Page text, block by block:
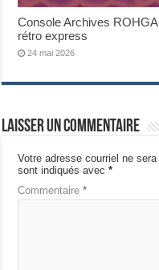
Console Archives
rétro express
24 mai 2026
Laisser un commentaire
Votre adresse courriel ne sera
sont indiqués avec*
Commentaire*